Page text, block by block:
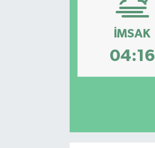
İMSAK
04:16